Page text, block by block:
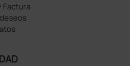
Factura